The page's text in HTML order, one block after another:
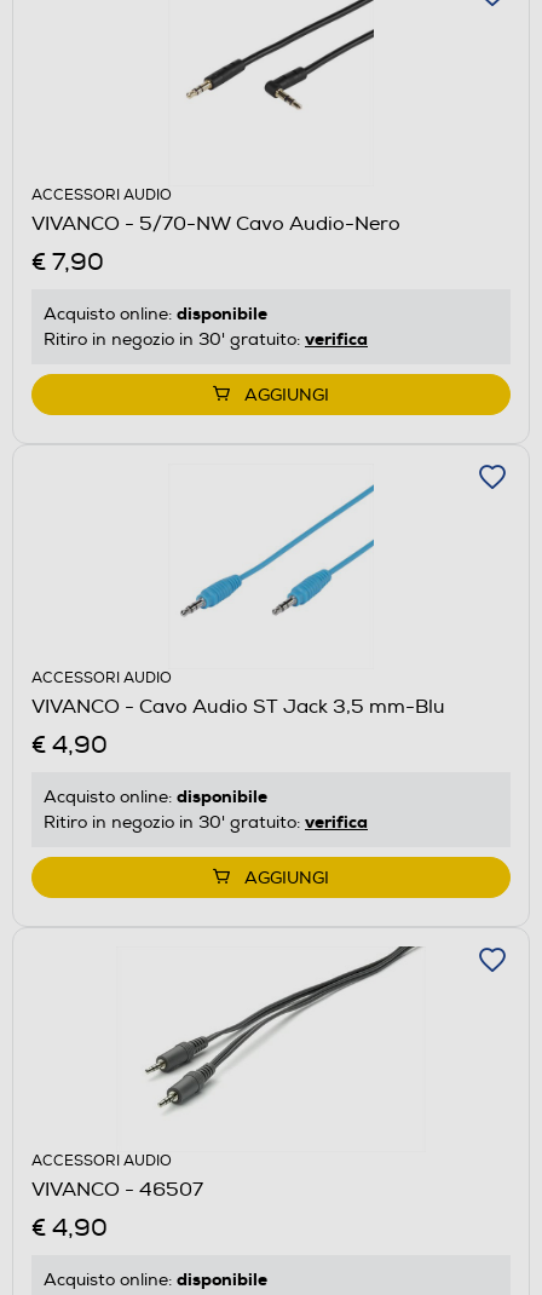
ACCESSORI AUDIO
VIVANCO - 5/70-NW Cavo Audio-Nero
€ 7,90
Acquisto online: disponibile
Ritiro in negozio in 30' gratuito: verifica
AGGIUNGI
ACCESSORI AUDIO
VIVANCO - Cavo Audio ST Jack 3,5 mm-Blu
€ 4,90
Acquisto online: disponibile
Ritiro in negozio in 30' gratuito: verifica
AGGIUNGI
ACCESSORI AUDIO
VIVANCO - 46507
€ 4,90
Acquisto online: disponibile